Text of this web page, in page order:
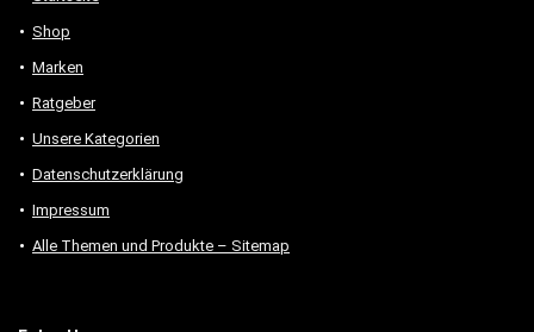
Shop
Marken
Ratgeber
Unsere Kategorien
Datenschutzerklärung
Impressum
Alle Themen und Produkte – Sitemap